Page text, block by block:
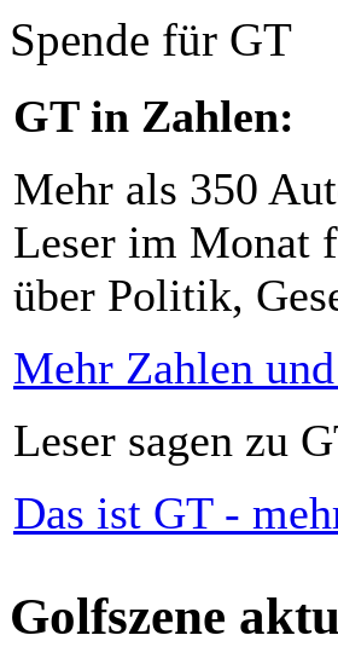
Spende für GT
GT in Zahlen:
Mehr als 350
Leser im Monat
über Politik,
Mehr Zahlen
Leser sagen zu
Das ist GT -
Golfszene